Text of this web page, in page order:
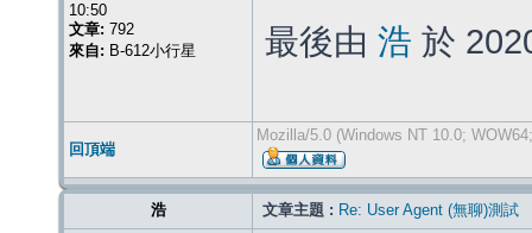
10:50
文章: 792
來自: B-612小行星 最後由 浩 於
回頂端
Mozilla/5.0 (Windows NT 10.0;
浩 文章主題 : Re: User Agent (無聊)測試